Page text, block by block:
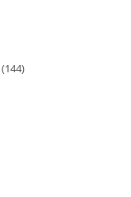
(144)